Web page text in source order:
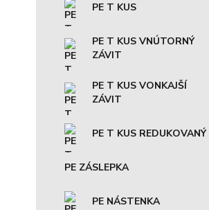
PE T KUS
PE T KUS VNÚTORNÝ
ZÁVIT
PE T KUS VONKAJŠÍ
ZÁVIT
PE T KUS REDUKOVANÝ
PE ZÁSLEPKA
PE NÁSTENKA